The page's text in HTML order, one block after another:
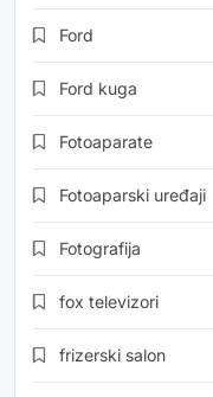
Ford
Ford kuga
Fotoaparate
Fotoaparski uređaji
Fotografija
fox televizori
frizerski salon